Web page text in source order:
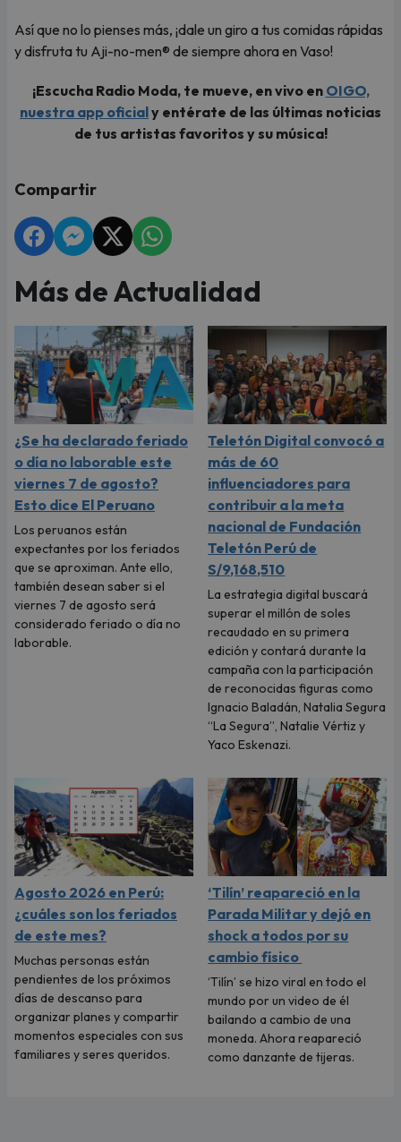
Así que no lo pienses más, ¡dale un giro a tus comidas rápidas
y disfruta tu Aji-no-men® de siempre ahora en Vaso!
¡Escucha Radio Moda, te mueve, en vivo en OIGO,
nuestra app oficialy entérate de las últimas noticias
de tus artistas favoritos y su música!
Compartir
Más de Actualidad
¿Se ha declarado feriado
o día no laborable este
viernes 7 de agosto?
Esto dice El Peruano
Los peruanos están
expectantes por los feriados
que se aproximan. Ante ello,
también desean saber si el
viernes 7 de agosto será
considerado feriado o día no
laborable.
Teletón Digital convocó a
más de 60
influenciadores para
contribuir a la meta
nacional de Fundación
Teletón Perú de
S/9,168,510
La estrategia digital buscará
superar el millón de soles
recaudado en su primera
edición y contará durante la
campaña con la participación
de reconocidas figuras como
Ignacio Baladán, Natalia Segura
“La Segura”, Natalie Vértiz y
Yaco Eskenazi.
Agosto 2026 en Perú:
¿cuáles son los feriados
de este mes?
Muchas personas están
pendientes de los próximos
días de descanso para
organizar planes y compartir
momentos especiales con sus
familiares y seres queridos.
‘Tilín’ reapareció en la
Parada Militar y dejó en
shock a todos por su
cambio físico
‘Tilín’ se hizo viral en todo el
mundo por un video de él
bailando a cambio de una
moneda. Ahora reapareció
como danzante de tijeras.